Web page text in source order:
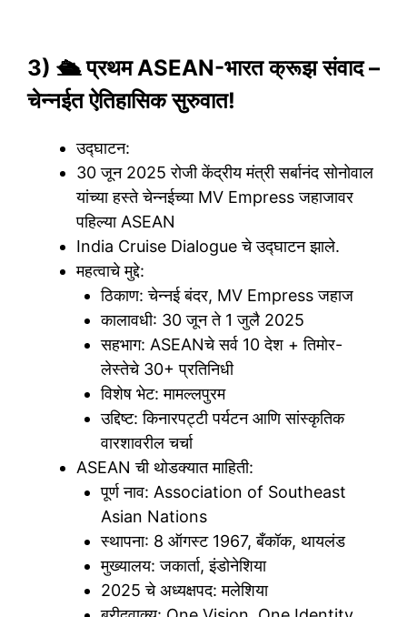
3) 🛳️ प्रथम ASEAN-भारत क्रूझ संवाद –
चेन्नईत ऐतिहासिक सुरुवात!
उद्घाटन:
30 जून 2025 रोजी केंद्रीय मंत्री सर्बानंद सोनोवाल
यांच्या हस्ते चेन्नईच्या MV Empress जहाजावर
पहिल्या ASEAN
India Cruise Dialogue चे उद्घाटन झाले.
महत्वाचे मुद्दे:
ठिकाण: चेन्नई बंदर, MV Empress जहाज
कालावधी: 30 जून ते 1 जुलै 2025
सहभाग: ASEANचे सर्व 10 देश + तिमोर-
लेस्तेचे 30+ प्रतिनिधी
विशेष भेट: मामल्लपुरम
उद्दिष्ट: किनारपट्टी पर्यटन आणि सांस्कृतिक
वारशावरील चर्चा
ASEAN ची थोडक्यात माहिती:
पूर्ण नाव: Association of Southeast
Asian Nations
स्थापना: 8 ऑगस्ट 1967, बँकॉक, थायलंड
मुख्यालय: जकार्ता, इंडोनेशिया
2025 चे अध्यक्षपद: मलेशिया